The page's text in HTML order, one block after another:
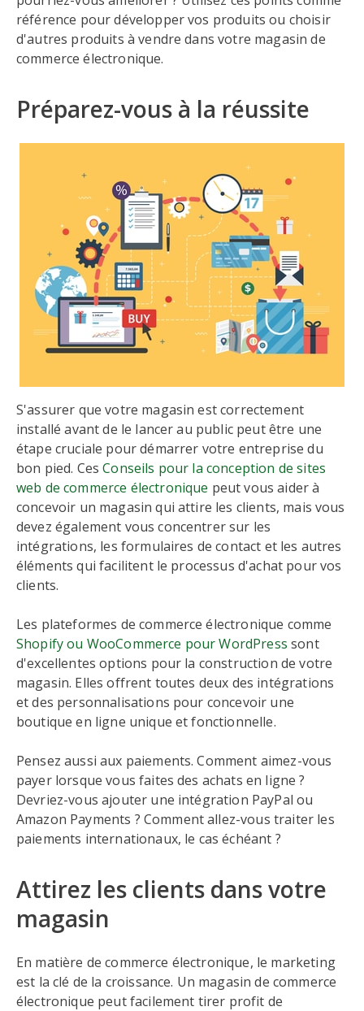
référence pour développer vos produits ou choisir
d'autres produits à vendre dans votre magasin de
commerce électronique.
Préparez-vous à la réussite
S'assurer que votre magasin est correctement
installé avant de le lancer au public peut être une
étape cruciale pour démarrer votre entreprise du
bon pied. CesConseils pour la conception de sites
web de commerce électronique peut vous aider à
concevoir un magasin qui attire les clients, mais vous
devez également vous concentrer sur les
intégrations, les formulaires de contact et les autres
éléments qui facilitent le processus d'achat pour vos
clients.
Les plateformes de commerce électronique comme
Shopify ou WooCommerce pour WordPress sont
d'excellentes options pour la construction de votre
magasin. Elles offrent toutes deux des intégrations
et des personnalisations pour concevoir une
boutique en ligne unique et fonctionnelle.
Pensez aussi aux paiements. Comment aimez-vous
payer lorsque vous faites des achats en ligne ?
Devriez-vous ajouter une intégration PayPal ou
Amazon Payments ? Comment allez-vous traiter les
paiements internationaux, le cas échéant ?
Attirez les clients dans votre
magasin
En matière de commerce électronique, le marketing
est la clé de la croissance. Un magasin de commerce
électronique peut facilement tirer profit de